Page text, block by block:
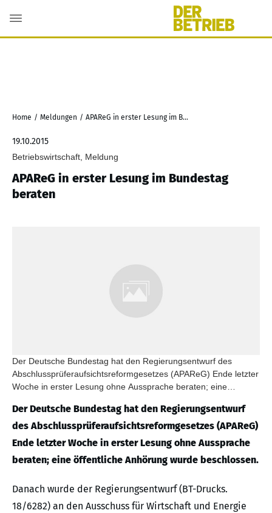
Home / Meldungen / APAReG in erster Lesung im Bundestag beraten
19.10.2015
Betriebswirtschaft, Meldung
APAReG in erster Lesung im Bundestag
beraten
Der Deutsche Bundestag hat den Regierungsentwurf des
Abschlussprüferaufsichtsreformgesetzes (APAReG) Ende letzter
Woche in erster Lesung ohne Aussprache beraten; eine
Der Deutsche Bundestag hat den Regierungsentwurf
des Abschlussprüferaufsichtsreformgesetzes (APAReG)
Ende letzter Woche in erster Lesung ohne Aussprache
beraten; eine öffentliche Anhörung wurde beschlossen.
Danach wurde der Regierungsentwurf (BT-Drucks.
18/6282) an den Ausschuss für Wirtschaft und Energie